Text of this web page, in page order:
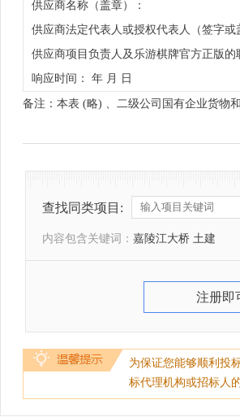
供应商名称（盖章）：
供应商法定代表人或授权代表人（签字或
供应商项目负责人及乐游棋牌官方正版的
响应时间： 年 月 日
备注：本表 (略) 、二级公司国有企业货物
查找同类项目:
内容包含关键词： 嘉陵江大桥 土建
注册即
为保证您能够顺利投
标代理机构或招标人